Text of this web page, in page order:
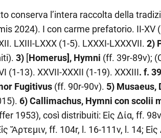
conserva l’intera raccolta della
2024). I con carme prefatorio. II-XV
LXIII-LXXX (1-5). LXXXI-LXXXVII. 2)
3) [Homerus], Hymni (ff. 39r-89v);
(1-13). XXVII-XXXII (1-19). XXXIII. f. 39
Fugitivus (ff. 90r-90v). 5) Musaeus,
6) Callimachus, Hymni con scolii
1953), così distribuiti: Εἰς Δία, ff.
Ἄρτεμιν, ff. 104r, l. 16-111v, l. 14;